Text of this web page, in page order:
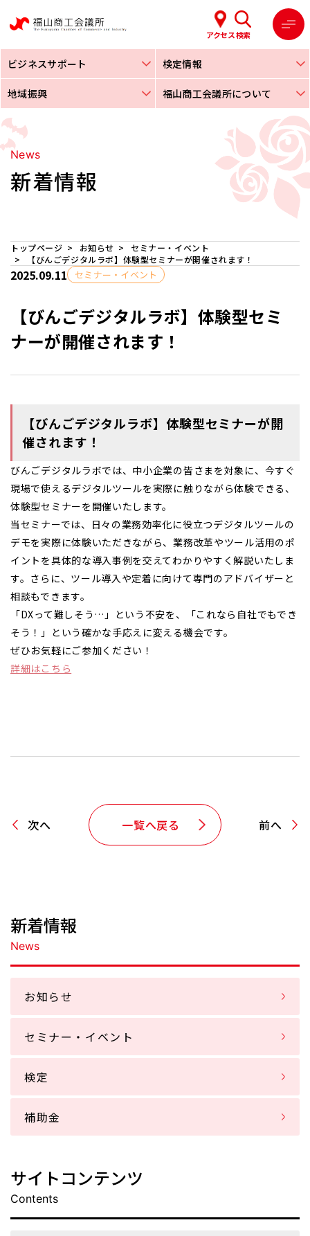
アクセス検索
ビジネスサポート 検定情報
地域振興 福山商工会議所について
News
新着情報
トップページ お知らせ
セミナー・イベント
【びんごデジタルラボ】体験型セミナーが開催されます！
2025.09.11 セミナー・イベント
【びんごデジタルラボ】体験型セミ
ナーが開催されます！
【びんごデジタルラボ】体験型セミナーが開
催されます！
びんごデジタルラボでは、中小企業の皆さまを対象に、今すぐ
現場で使えるデジタルツールを実際に触りながら体験できる、
体験型セミナーを開催いたします。
当セミナーでは、日々の業務効率化に役立つデジタルツールの
デモを実際に体験いただきながら、業務改革やツール活用のポ
イントを具体的な導入事例を交えてわかりやすく解説いたしま
す。さらに、ツール導入や定着に向けて専門のアドバイザーと
相談もできます。
「DXって難しそう…」という不安を、「これなら自社でもでき
そう！」という確かな手応えに変える機会です。
ぜひお気軽にご参加ください！
詳細はこちら
次へ 一覧へ戻る 前へ
新着情報
News
お知らせ
セミナー・イベント
検定
補助金
サイトコンテンツ
Contents